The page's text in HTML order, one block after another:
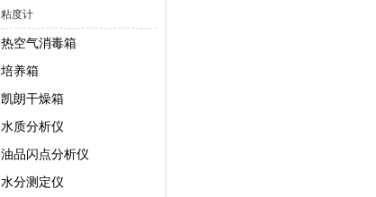
粘度计
热空气消毒箱
培养箱
凯朗干燥箱
水质分析仪
油品闪点分析仪
水分测定仪